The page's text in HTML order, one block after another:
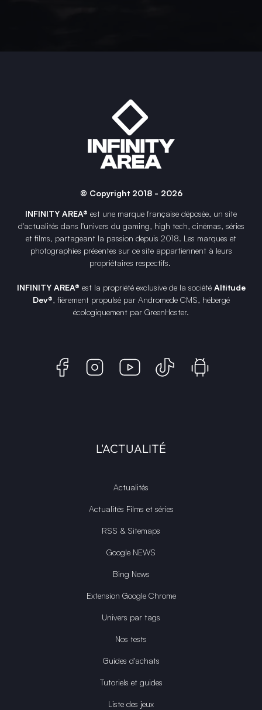
© Copyright 2018 - 2026
INFINITY AREA® est une marque française déposée, un site
d'actualités dans l'univers du gaming, high tech, cinémas, séries
et films, partageant la passion depuis 2018. Les marques et
photographies présentes sur ce site appartiennent à leurs
propriétaires respectifs.
INFINITY AREA® est la propriété exclusive de la société Altitude
Dev®, fièrement propulsé par Andromede CMS, hébergé
écologiquement par GreenHoster.
L'ACTUALITÉ
Actualités
Actualités Films et séries
RSS & Sitemaps
Google NEWS
Bing News
Extension Google Chrome
Univers par tags
Nos tests
Guides d'achats
Tutoriels et guides
Liste des jeux